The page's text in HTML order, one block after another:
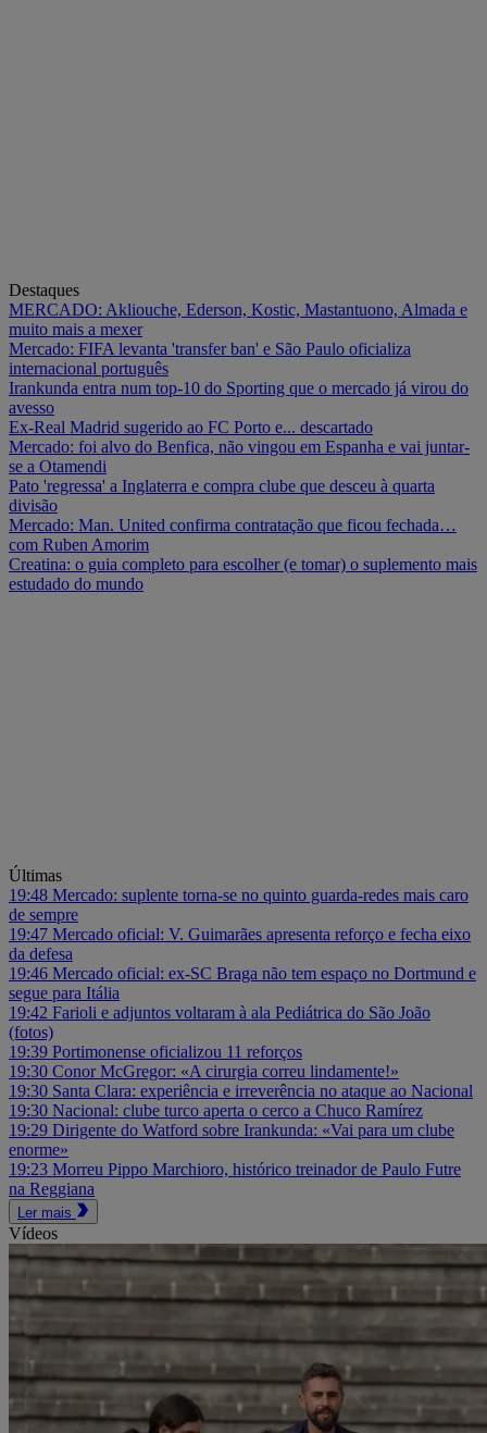
Destaques
MERCADO: Akliouche, Ederson, Kostic, Mastantuono, Almada e
muito mais a mexer
Mercado: FIFA levanta 'transfer ban' e São Paulo oficializa
internacional português
Irankunda entra num top-10 do Sporting que o mercado já virou do
avesso
Ex-Real Madrid sugerido ao FC Porto e... descartado
Mercado: foi alvo do Benfica, não vingou em Espanha e vai juntar-
se a Otamendi
Pato 'regressa' a Inglaterra e compra clube que desceu à quarta
divisão
Mercado: Man. United confirma contratação que ficou fechada…
com Ruben Amorim
Creatina: o guia completo para escolher (e tomar) o suplemento mais
estudado do mundo
Últimas
19:48 Mercado: suplente torna-se no quinto guarda-redes mais caro
de sempre
19:47 Mercado oficial: V. Guimarães apresenta reforço e fecha eixo
da defesa
19:46 Mercado oficial: ex-SC Braga não tem espaço no Dortmund e
segue para Itália
19:42 Farioli e adjuntos voltaram à ala Pediátrica do São João
(fotos)
19:39 Portimonense oficializou 11 reforços
19:30 Conor McGregor: «A cirurgia correu lindamente!»
19:30 Santa Clara: experiência e irreverência no ataque ao Nacional
19:30 Nacional: clube turco aperta o cerco a Chuco Ramírez
19:29 Dirigente do Watford sobre Irankunda: «Vai para um clube
enorme»
19:23 Morreu Pippo Marchioro, histórico treinador de Paulo Futre
na Reggiana
Ler mais
Vídeos